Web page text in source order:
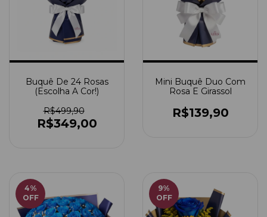
Buquê De 24 Rosas
(Escolha A Cor!)
R$499,90
R$349,00
Mini Buquê Duo Com
Rosa E Girassol
R$139,90
4%
OFF
9%
OFF